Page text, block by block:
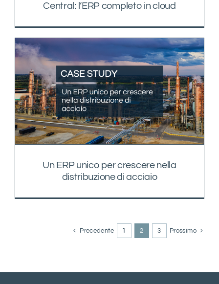
Central: l’ERP completo in cloud
Un ERP unico per crescere nella
distribuzione di acciaio
Precedente 1 2 3 Prossimo